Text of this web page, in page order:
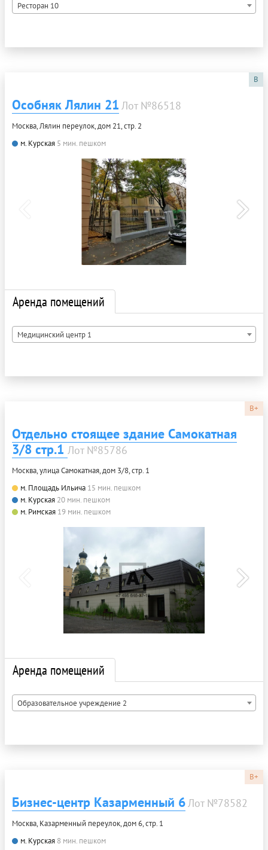
Ресторан 10
B
Особняк Лялин 21 Лот №86518
Москва, Лялин переулок, дом 21, стр. 2
м. Курская 5 мин. пешком
Аренда помещений
Медицинский центр 1
B+
Отдельно стоящее здание Самокатная
3/8 стр.1 Лот №85786
Москва, улица Самокатная, дом 3/8, стр. 1
м. Площадь Ильича 15 мин. пешком
м. Курская 20 мин. пешком
м. Римская 19 мин. пешком
Аренда помещений
Образовательное учреждение 2
B+
Бизнес-центр Казарменный 6Лот №78582
Москва, Казарменный переулок, дом 6, стр. 1
м. Курская 8 мин. пешком